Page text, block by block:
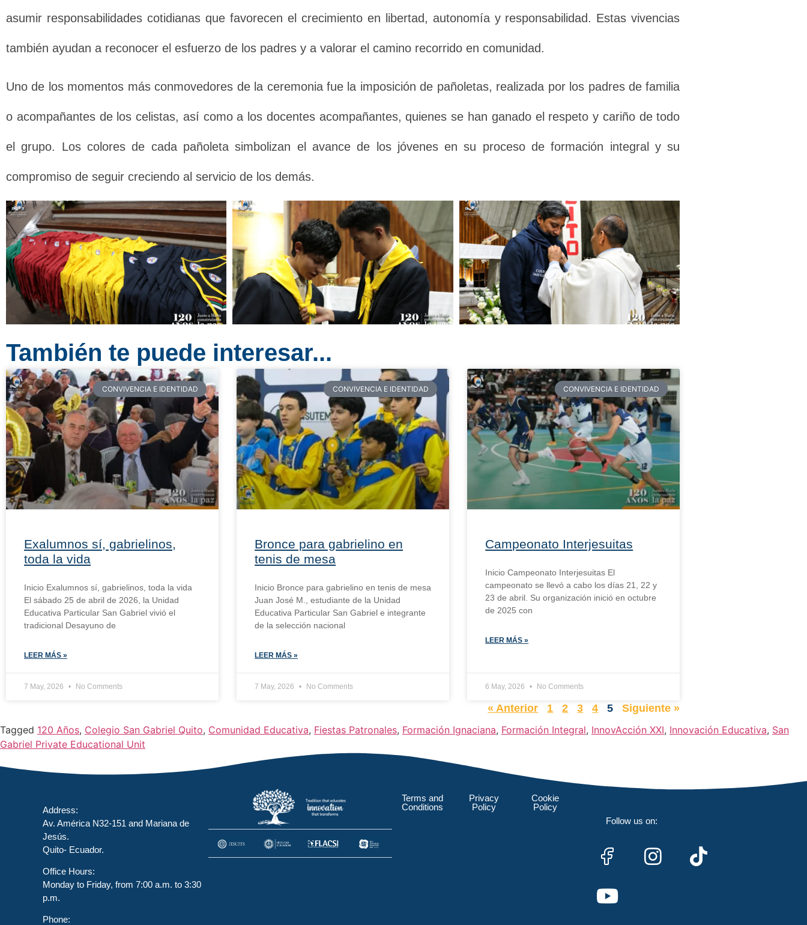
asumir responsabilidades cotidianas que favorecen el crecimiento en libertad, autonomía y responsabilidad. Estas vivencias
también ayudan a reconocer el esfuerzo de los padres y a valorar el camino recorrido en comunidad.
Uno de los momentos más conmovedores de la ceremonia fue la imposición de pañoletas, realizada por los padres de familia
o acompañantes de los celistas, así como a los docentes acompañantes, quienes se han ganado el respeto y cariño de todo
el grupo. Los colores de cada pañoleta simbolizan el avance de los jóvenes en su proceso de formación integral y su
compromiso de seguir creciendo al servicio de los demás.
También te puede interesar...
CONVIVENCIA E IDENTIDAD
Exalumnos sí, gabrielinos,
toda la vida
Inicio Exalumnos sí, gabrielinos, toda la vida
El sábado 25 de abril de 2026, la Unidad
Educativa Particular San Gabriel vivió el
tradicional Desayuno de
LEER MÁS »
7 May, 2026 No Comments
CONVIVENCIA E IDENTIDAD
Bronce para gabrielino en
tenis de mesa
Inicio Bronce para gabrielino en tenis de mesa
Juan José M., estudiante de la Unidad
Educativa Particular San Gabriel e integrante
de la selección nacional
LEER MÁS »
7 May, 2026 No Comments
CONVIVENCIA E IDENTIDAD
Campeonato Interjesuitas
Inicio Campeonato Interjesuitas El
campeonato se llevó a cabo los días 21, 22 y
23 de abril. Su organización inició en octubre
de 2025 con
LEER MÁS »
6 May, 2026 No Comments
« Anterior 1 2 3 4 5
Siguiente »
Tagged 120 Años, Colegio San Gabriel Quito, Comunidad Educativa, Fiestas Patronales, Formación Ignaciana, Formación Integral, InnovAcción XXI, Innovación Educativa, San
Gabriel Private Educational Unit
Address:
Av. América N32-151 and Mariana de
Jesús.
Quito- Ecuador.
Office Hours:
Monday to Friday, from 7:00 a.m. to 3:30
p.m.
Phone:
Terms and
Conditions
Privacy
Policy
Cookie
Policy
Follow us on: